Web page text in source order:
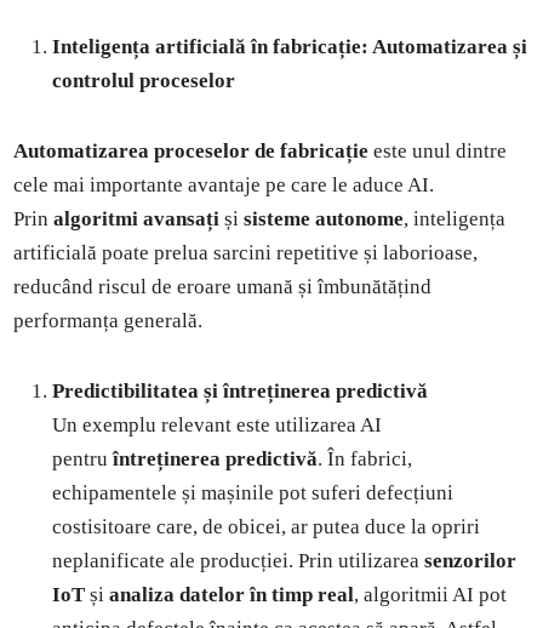
Inteligența artificială în fabricație: Automatizarea și
controlul proceselor
Automatizarea proceselor de fabricație este unul dintre
cele mai importante avantaje pe care le aduce AI.
Prinalgoritmi avansați șisisteme autonome, inteligența
artificială poate prelua sarcini repetitive și laborioase,
reducând riscul de eroare umană și îmbunătățind
performanța generală.
Predictibilitatea și întreținerea predictivă
Un exemplu relevant este utilizarea AI
pentruîntreținerea predictivă. În fabrici,
echipamentele și mașinile pot suferi defecțiuni
costisitoare care, de obicei, ar putea duce la opriri
neplanificate ale producției. Prin utilizareasenzorilor
IoT șianaliza datelor în timp real, algoritmii AI pot